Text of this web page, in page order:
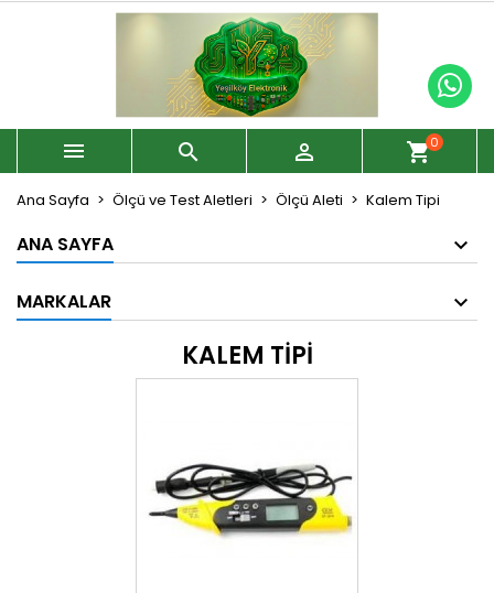
   shopping_cart0
Ana Sayfa Ölçü ve Test Aletleri Ölçü Aleti Kalem Tipi
ANA SAYFA
MARKALAR
KALEM TIPI